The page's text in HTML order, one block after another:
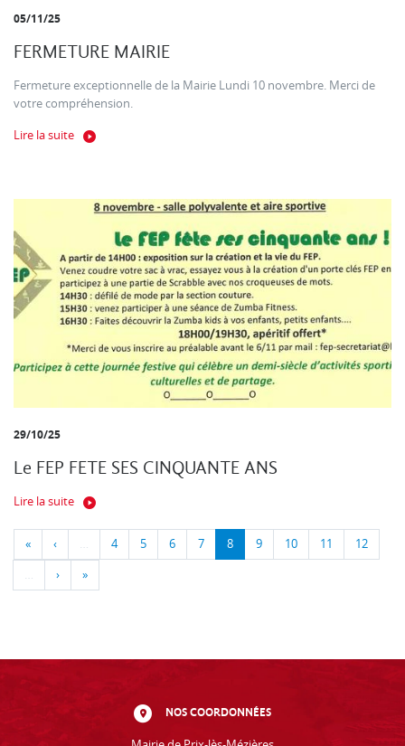
05/11/25
FERMETURE MAIRIE
Fermeture exceptionnelle de la Mairie Lundi 10 novembre. Merci de
votre compréhension.
Lire la suite
29/10/25
Le FEP FETE SES CINQUANTE ANS
Lire la suite
« ‹ … 4 5 6 7 8 9 10 11 12
… › »
NOS COORDONNÉES